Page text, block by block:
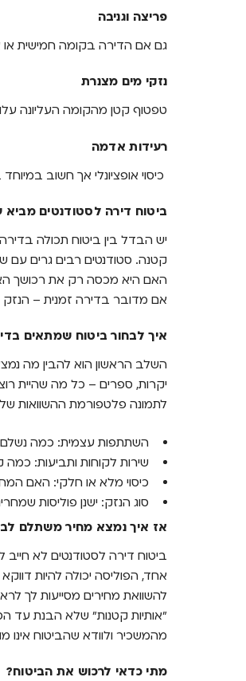
פריצה וגניבה
גם אם הדירה בקומה חמישית
נזקי מים מצנרת
טפטוף קטן מהקומה העליונה
רעידות אדמה
כיסוי אופציונלי אך חשוב במיוחד
ביטוח דירה לסטודנטים מביא
יש הבדל בין ביטוח תכולה
קטנה. סטודנטים רבים גרים עם
האם היא מכסה רק את רכושך
אם מדובר בדירה זמנית – הנזק
איך לבחור ביטוח שמתאים
השלב הראשון הוא להבין מה
יקרות, ספרים – כל מה שהיית
לתמונה פלטפורמת ההשוואות
השתתפות עצמית: כמה
שירות לקוחות ותביעות:
כיסוי מלא או חלקי: האם
סוג הנזק: ישנן פוליסות
אז איך נמצא מחיר משתלם
ביטוח דירה לסטודנטים לא
אחד, הפוליסה יכולה להיות
להשוואת מחירים מסייעות לך
"אותיות קטנות" שלא הבנת עד
מהמשכיר ולוודא שהביטוח אינו
מתי כדאי לרכוש את הביטוח?